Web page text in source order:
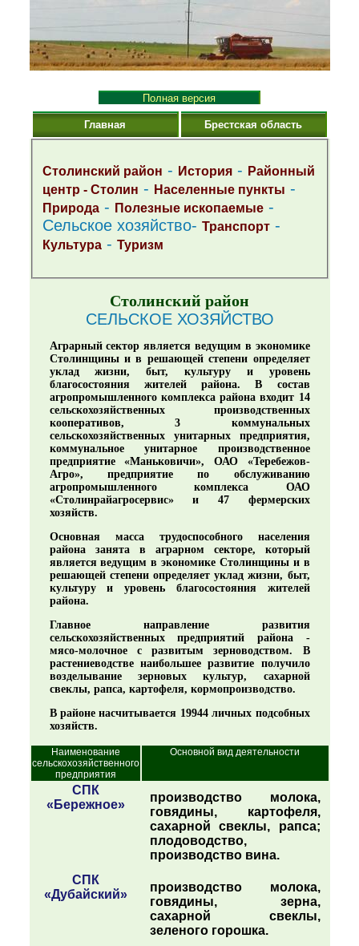
Полная версия
Главная Брестская область
Столинский район - История - Районный
центр - Столин - Населенные пункты -
Природа - Полезные ископаемые-
Сельское хозяйство- Транспорт -
Культура - Туризм
Столинский район
СЕЛЬСКОЕ ХОЗЯЙСТВО
Аграрный сектор является ведущим в экономике
Столинщины и в решающей степени определяет
уклад жизни, быт, культуру и уровень
благосостояния жителей района. В состав
агропромышленного комплекса района входит 14
сельскохозяйственных производственных
кооперативов, 3 коммунальных
сельскохозяйственных унитарных предприятия,
коммунальное унитарное производственное
предприятие «Маньковичи», ОАО «Теребежов-
Агро», предприятие по обслуживанию
агропромышленного комплекса ОАО
«Столинрайагросервис» и 47 фермерских
хозяйств.
Основная масса трудоспособного населения
района занята в аграрном секторе, который
является ведущим в экономике Столинщины и в
решающей степени определяет уклад жизни, быт,
культуру и уровень благосостояния жителей
района.
Главное направление развития
сельскохозяйственных предприятий района -
мясо-молочное с развитым зерноводством. В
растениеводстве наибольшее развитие получило
возделывание зерновых культур, сахарной
свеклы, рапса, картофеля, кормопроизводство.
В районе насчитывается 19944 личных подсобных
хозяйств.
Наименование
сельскохозяйственного
предприятия
Основной вид деятельности
СПК
«Бережное»
производство молока,
говядины, картофеля,
сахарной свеклы, рапса;
плодоводство,
производство вина.
СПК
«Дубайский»
производство молока,
говядины, зерна,
сахарной свеклы,
зеленого горошка.